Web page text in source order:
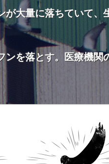
大量に落ちていて、
を落とす。医療機関